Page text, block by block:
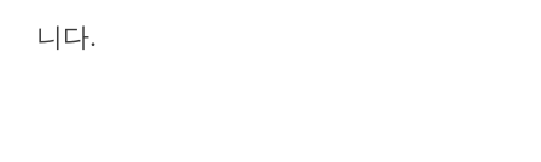
니다.